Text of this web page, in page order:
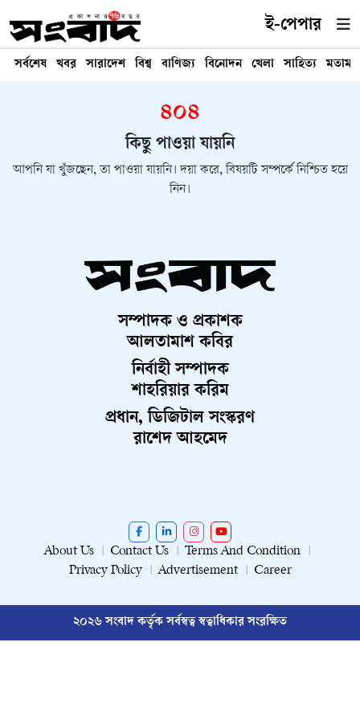
ই-পেপার
সর্বশেষ খবর সারাদেশ বিশ্ব বাণিজ্য বিনোদন খেলা সাহিত্য মতামত
৪০৪
কিছু পাওয়া যায়নি
আপনি যা খুঁজছেন, তা পাওয়া যায়নি। দয়া করে, বিষয়টি সম্পর্কে নিশ্চিত হয়ে
নিন।
সম্পাদক ও প্রকাশক
আলতামাশ কবির
নির্বাহী সম্পাদক
শাহরিয়ার করিম
প্রধান, ডিজিটাল সংস্করণ
রাশেদ আহমেদ
About Us Contact Us
Terms And Condition
Privacy Policy
Advertisement Career
২০২৬ সংবাদ কর্তৃক সর্বস্বত্ব স্বত্বাধিকার সংরক্ষিত